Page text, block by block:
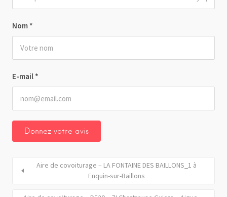
Nom *
E-mail *
Aire de covoiturage – LA FONTAINE DES BAILLONS_1 à
Enquin-sur-Baillons